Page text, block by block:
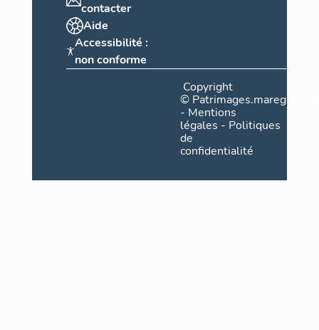
contacter
Aide
Accessibilité :
non conforme
Copyright
©
- Mentions
légales - Politiques
de
confidentialité